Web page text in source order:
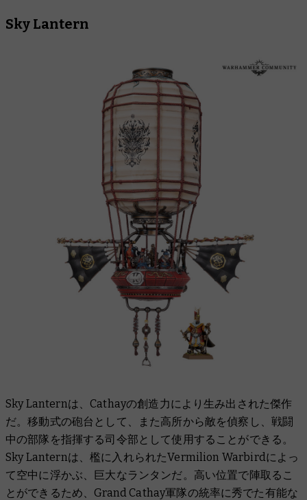
Sky Lantern
Sky Lanternは、Cathayの創造力により生み出された傑作
だ。移動式の砲台として、また高所から敵を偵察し、戦闘
中の部隊を指揮する司令部として使用することができる。
Sky Lanternは、檻に入れられたVermilion Warbirdによっ
て空中に浮かぶ、巨大なランタンだ。高い位置で陣取るこ
とができるため、Grand Cathay軍隊の統率に秀でた有能な